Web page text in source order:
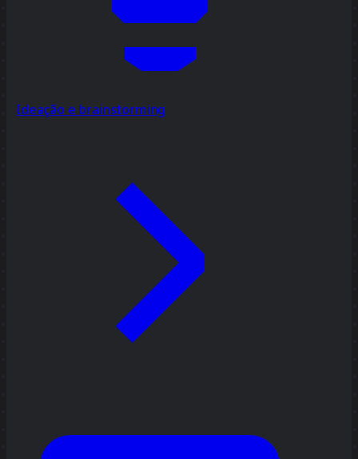
Ideação e brainstorming